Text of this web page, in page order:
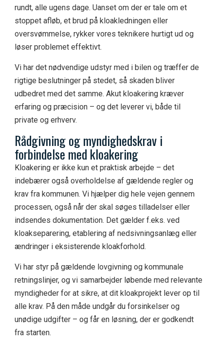
rundt, alle ugens dage. Uanset om der er tale om et
stoppet afløb, et brud på kloakledningen eller
oversvømmelse, rykker vores teknikere hurtigt ud og
løser problemet effektivt.
Vi har det nødvendige udstyr med i bilen og træffer de
rigtige beslutninger på stedet, så skaden bliver
udbedret med det samme. Akut kloakering kræver
erfaring og præcision – og det leverer vi, både til
private og erhverv.
Rådgivning og myndighedskrav i
forbindelse med kloakering
Kloakering er ikke kun et praktisk arbejde – det
indebærer også overholdelse af gældende regler og
krav fra kommunen. Vi hjælper dig hele vejen gennem
processen, også når der skal søges tilladelser eller
indsendes dokumentation. Det gælder f.eks. ved
kloakseparering, etablering af nedsivningsanlæg eller
ændringer i eksisterende kloakforhold.
Vi har styr på gældende lovgivning og kommunale
retningslinjer, og vi samarbejder løbende med relevante
myndigheder for at sikre, at dit kloakprojekt lever op til
alle krav. På den måde undgår du forsinkelser og
unødige udgifter – og får en løsning, der er godkendt
fra starten.